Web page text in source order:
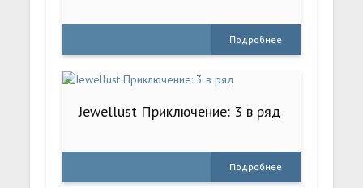
Подробнее
Jewellust Приключение: 3 в ряд
Подробнее